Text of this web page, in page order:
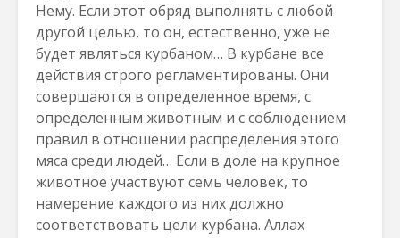
Нему. Если этот обряд выполнять с любой
другой целью, то он, естественно, уже не
будет являться курбаном… В курбане все
действия строго регламентированы. Они
совершаются в определенное время, с
определенным животным и с соблюдением
правил в отношении распределения этого
мяса среди людей… Если в доле на крупное
животное участвуют семь человек, то
намерение каждого из них должно
соответствовать цели курбана. Аллах